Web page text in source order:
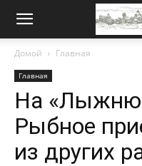
Новости
Домой Главная
Главная
На «Лыжню
Рыбное
из других